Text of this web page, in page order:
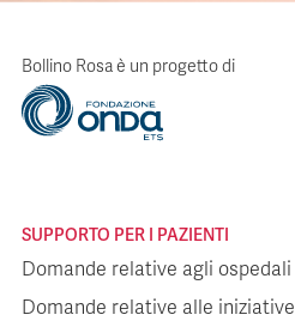
Bollino Rosa è un progetto di
SUPPORTO PER I PAZIENTI
Domande relative agli ospedali
Domande relative alle iniziative